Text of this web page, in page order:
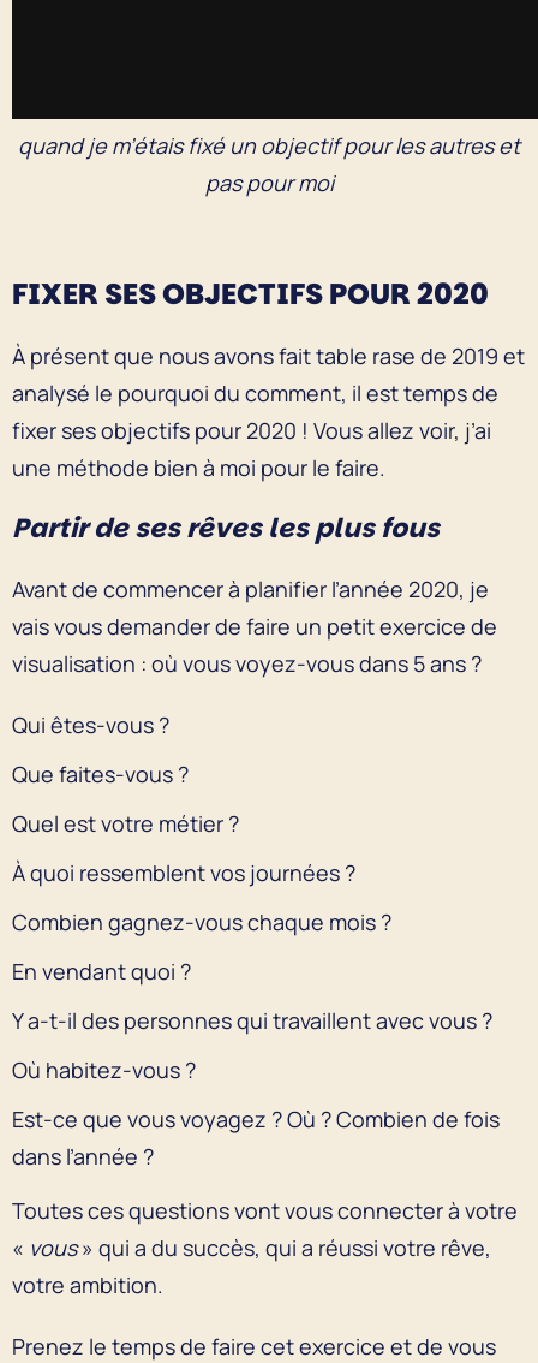
quand je m’étais fixé un objectif pour les autres et
pas pour moi
FIXER SES OBJECTIFS POUR 2020
À présent que nous avons fait table rase de 2019 et
analysé le pourquoi du comment, il est temps de
fixer ses objectifs pour 2020 ! Vous allez voir, j’ai
une méthode bien à moi pour le faire.
Partir de ses rêves les plus fous
Avant de commencer à planifier l’année 2020, je
vais vous demander de faire un petit exercice de
visualisation : où vous voyez-vous dans 5 ans ?
Qui êtes-vous ?
Que faites-vous ?
Quel est votre métier ?
À quoi ressemblent vos journées ?
Combien gagnez-vous chaque mois ?
En vendant quoi ?
Y a-t-il des personnes qui travaillent avec vous ?
Où habitez-vous ?
Est-ce que vous voyagez ? Où ? Combien de fois
dans l’année ?
Toutes ces questions vont vous connecter à votre
« vous» qui a du succès, qui a réussi votre rêve,
votre ambition.
Prenez le temps de faire cet exercice et de vous